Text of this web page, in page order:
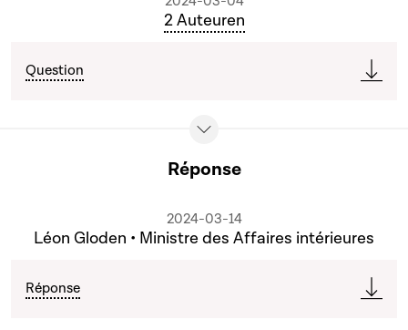
2 Auteuren
Question
Réponse
2024-03-14
Léon Gloden • Ministre des Affaires intérieures
Réponse